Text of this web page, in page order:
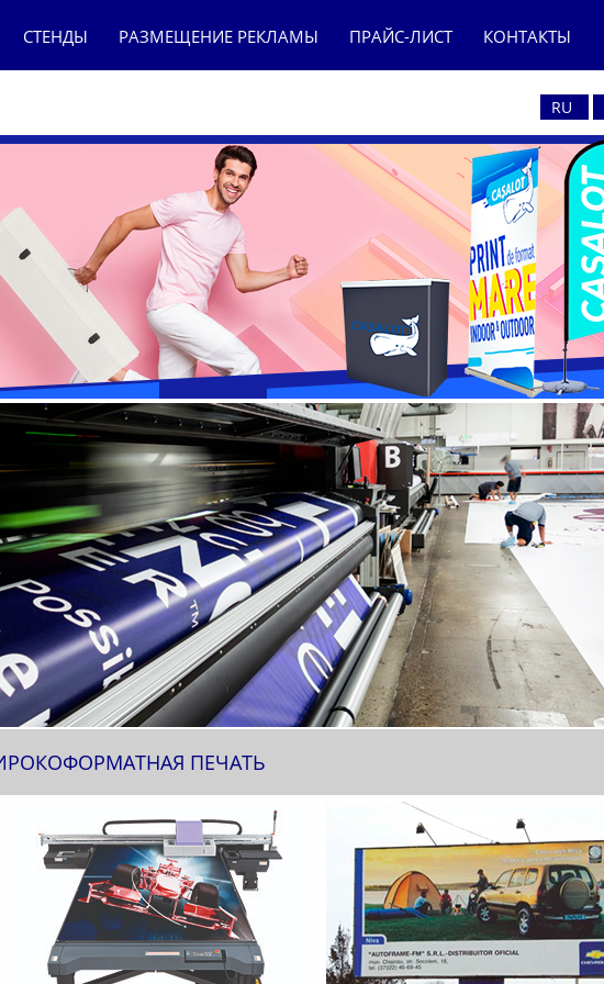
СТЕНДЫ РАЗМЕЩЕНИЕ РЕКЛАМЫ ПРАЙС-ЛИСТ КОНТАКТЫ
RU
ПЕЧАТЬ